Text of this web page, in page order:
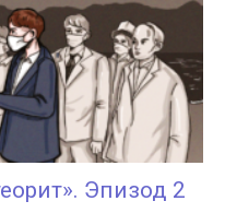
Эпизод 2